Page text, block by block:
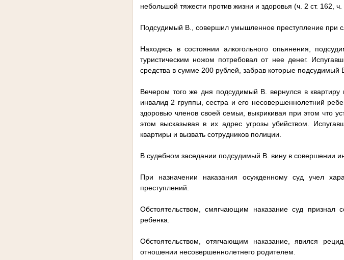
небольшой тяжести против жизни и здоровья (ч. 2 ст. 162, ч.
Подсудимый В., совершил умышленное преступление при
Находясь в состоянии алкогольного опьянения,
туристическим ножом потребовал от нее денег.
средства в сумме 200 рублей, забрав которые подсудимый
Вечером того же дня подсудимый В. вернулся в квартиру
инвалид 2 группы, сестра и его несовершеннолетний
здоровью членов своей семьи, выкрикивая при этом что
этом высказывая в их адрес угрозы убийством.
квартиры и вызвать сотрудников полиции.
В судебном заседании подсудимый В. вину в совершении
При назначении наказания осужденному суд учел
преступлений.
Обстоятельством, смягчающим наказание суд признал
ребенка.
Обстоятельством, отягчающим наказание, явился
отношении несовершеннолетнего родителем.